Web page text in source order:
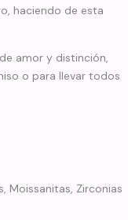
haciendo de esta
amor y distinción,
o para llevar todos
Moissanitas, Zirconias